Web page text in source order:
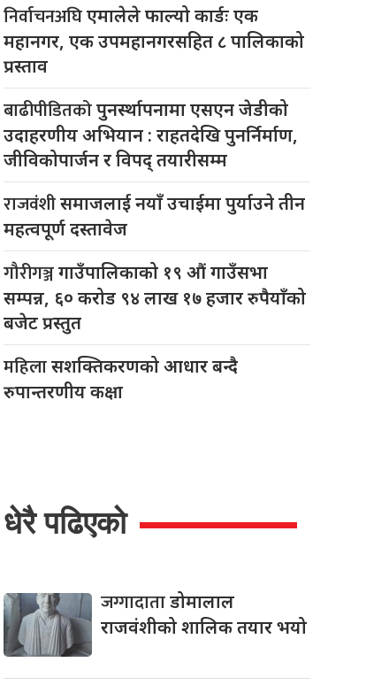
निर्वाचनअघिएमालेले फाल्यो कार्डः एक
महानगर, एक उपमहानगरसहित ८ पालिकाको
प्रस्ताव
बाढीपीडितकोपुनर्स्थापनामा एसएन जेडीको
उदाहरणीय अभियान : राहतदेखि पुनर्निर्माण,
जीविकोपार्जन र विपद् तयारीसम्म
राजवंशीसमाजलाई नयाँ उचाईमा पुर्याउने तीन
महत्वपूर्ण दस्तावेज
गौरीगञ्जगाउँपालिकाको १९ औं गाउँसभा
सम्पन्न, ६० करोड ९४ लाख १७ हजार रुपैयाँको
बजेट प्रस्तुत
महिलासशक्तिकरणको आधार बन्दै
रुपान्तरणीय कक्षा
धेरै पढिएको
जग्गादाताडोमालाल
राजवंशीको शालिक तयार भयो